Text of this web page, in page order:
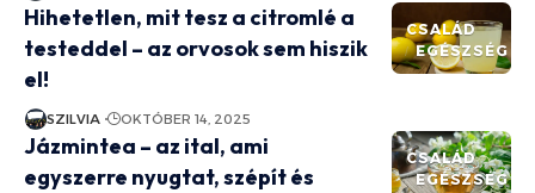
CSALÁD
EGÉSZSÉG
Hihetetlen, mit tesz a citromlé a
testeddel – az orvosok sem hiszik
el!
SZILVIA OKTÓBER 14, 2025
CSALÁD
EGÉSZSÉG
Jázmintea – az ital, ami
egyszerre nyugtat, szépít és